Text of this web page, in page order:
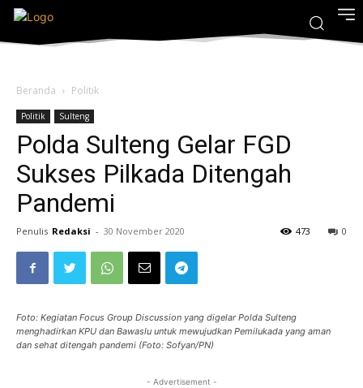
Beranda Politik
Politik Sulteng
Polda Sulteng Gelar FGD
Sukses Pilkada Ditengah
Pandemi
Penulis Redaksi - 30 November 2020 0
473
Foto: Kegiatan Focus Group Discussion yang digelar Polda Sulteng
menghadirkan KPU dan Bawaslu untuk mewujudkan Pemilukada yang aman
dan sehat ditengah pandemi (Foto: Sofyan/PN)
- Advertisement -